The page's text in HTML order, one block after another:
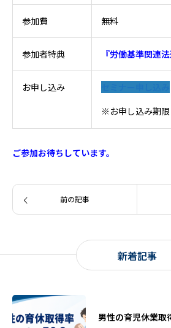
参加費 無料
参加者特典 『労働基準関連
お申し込み
※お申し込み期
ご参加お待ちしています。
前の記事
新着記事
男性の育児休業取